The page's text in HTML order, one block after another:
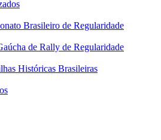
Brasileiro de Regularidade
de Rally de Regularidade
Históricas Brasileiras